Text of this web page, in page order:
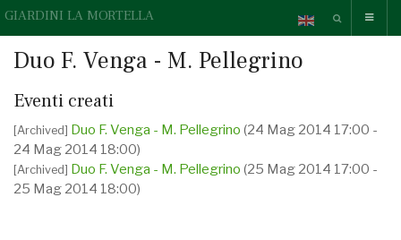
GIARDINI LA MORTELLA
Duo F. Venga - M. Pellegrino
Eventi creati
[Archived] Duo F. Venga - M. Pellegrino (24 Mag 2014 17:00 -
24 Mag 2014 18:00)
[Archived] Duo F. Venga - M. Pellegrino (25 Mag 2014 17:00 -
25 Mag 2014 18:00)